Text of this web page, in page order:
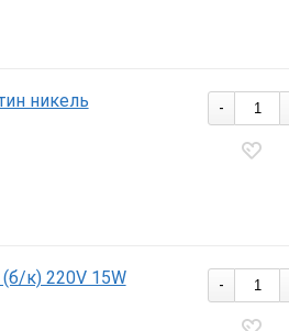
никель
-
к) 220V 15W
-